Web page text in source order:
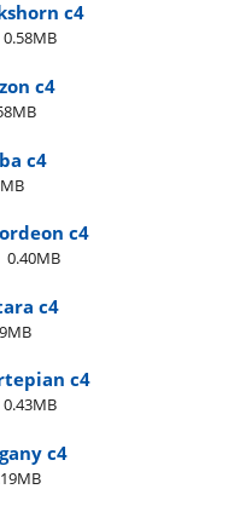
c4
0.58MB
c4
c4
c4
0.40MB
c4
c4
0.43MB
c4